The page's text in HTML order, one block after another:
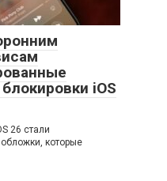
iOS
26 стали
которые